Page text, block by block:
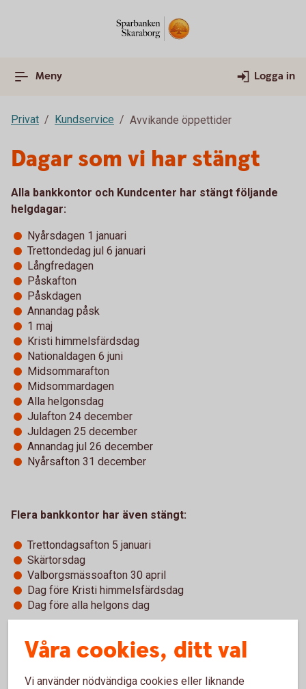
Meny Logga in
Privat Kundservice Avvikande öppettider
Dagar som vi har stängt
Alla bankkontor och Kundcenter har stängt följande
helgdagar:
Nyårsdagen 1 januari
Trettondedag jul 6 januari
Långfredagen
Påskafton
Påskdagen
Annandag påsk
1 maj
Kristi himmelsfärdsdag
Nationaldagen 6 juni
Midsommarafton
Midsommardagen
Alla helgonsdag
Julafton 24 december
Juldagen 25 december
Annandag jul 26 december
Nyårsafton 31 december
Flera bankkontor har även stängt:
Trettondagsafton 5 januari
Skärtorsdag
Valborgsmässoafton 30 april
Dag före Kristi himmelsfärdsdag
Dag före alla helgons dag
Våra cookies, ditt val
Vi använder nödvändiga cookies eller liknande